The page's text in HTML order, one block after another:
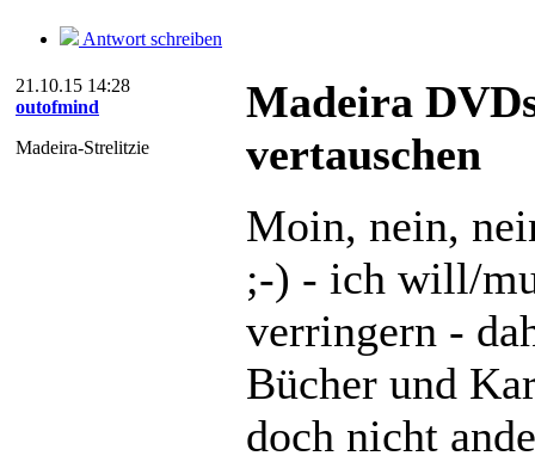
Antwort schreiben
21.10.15 14:28
outofmind
Madeira-Strelitzie
Madeira
vertauschen
Moin, nein,
;-) - ich will/
verringern -
Bücher und
doch nicht